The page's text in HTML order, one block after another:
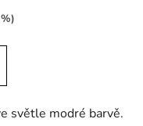
světle modré barvě.